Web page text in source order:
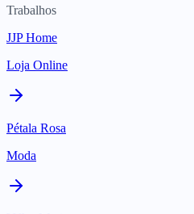
Trabalhos
JJP Home
Loja Online
Pétala Rosa
Moda